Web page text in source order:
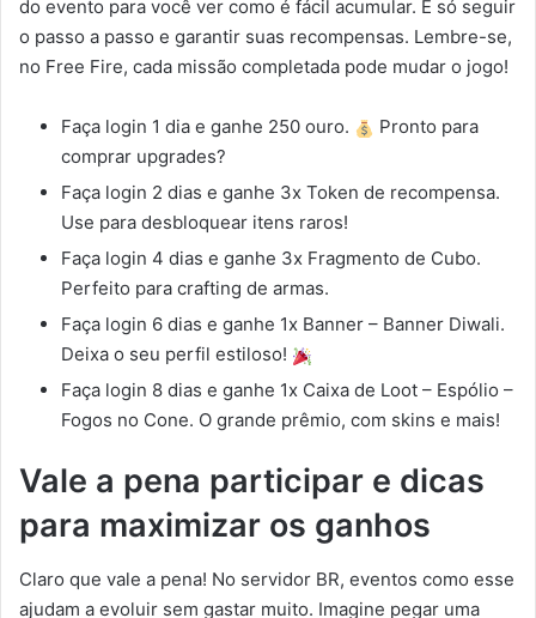
do evento para você ver como é fácil acumular. É só seguir
o passo a passo e garantir suas recompensas. Lembre-se,
no Free Fire, cada missão completada pode mudar o jogo!
Faça login 1 dia e ganhe 250 ouro.
Pronto para
comprar upgrades?
Faça login 2 dias e ganhe 3x Token de recompensa.
Use para desbloquear itens raros!
Faça login 4 dias e ganhe 3x Fragmento de Cubo.
Perfeito para crafting de armas.
Faça login 6 dias e ganhe 1x Banner – Banner Diwali.
Deixa o seu perfil estiloso!
Faça login 8 dias e ganhe 1x Caixa de Loot – Espólio –
Fogos no Cone. O grande prêmio, com skins e mais!
Vale a pena participar e dicas
para maximizar os ganhos
Claro que vale a pena! No servidor BR, eventos como esse
ajudam a evoluir sem gastar muito. Imagine pegar uma